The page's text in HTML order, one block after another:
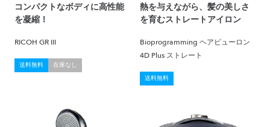
コンパクトなボディに高性能
を凝縮！
RICOH GR III
送料無料 在庫なし
熱を与えながら、髪の美しさ
を育むストレートアイロン
Bioprogramming ヘアビューロン
4D Plus ストレート
送料無料